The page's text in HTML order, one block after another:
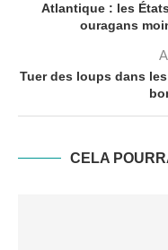
Atlantique : les
ouragans
Tuer des loups dans
CELA